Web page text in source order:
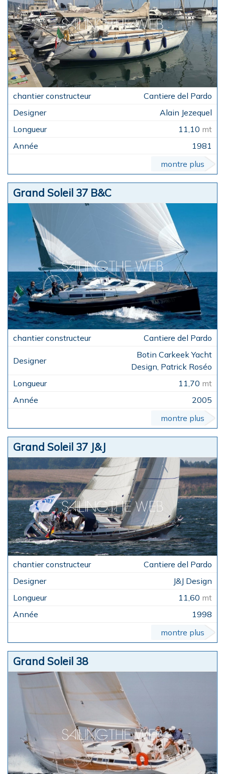
Cantiere del Pardo
Alain Jezequel
11,10 mt
1981
montre plus
Grand Soleil 37 B&C
Cantiere del Pardo
Botin Carkeek Yacht
Design, Patrick Roséo
11,70 mt
2005
montre plus
Grand Soleil 37 J&J
Cantiere del Pardo
J&J Design
11,60 mt
1998
montre plus
Grand Soleil 38